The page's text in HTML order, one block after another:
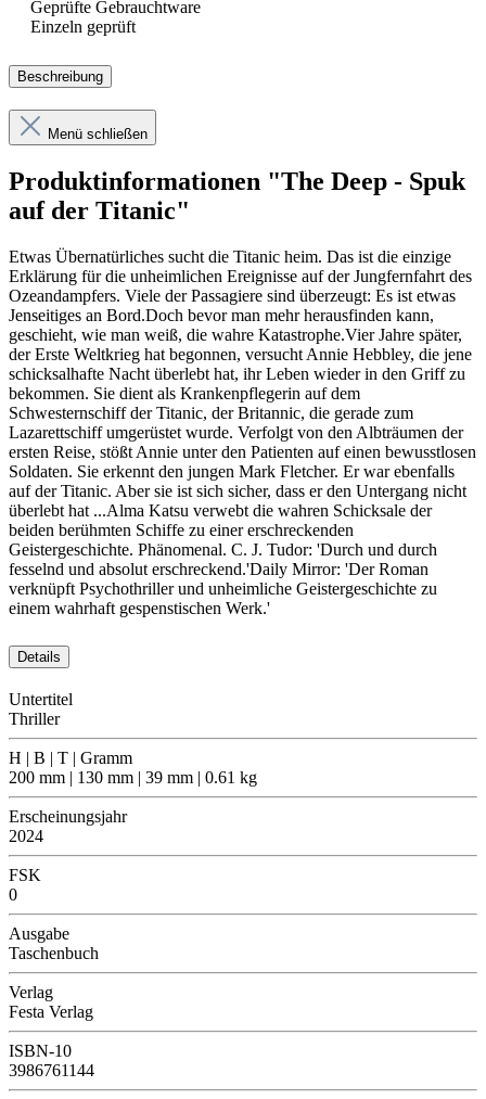
Geprüfte Gebrauchtware
Einzeln geprüft
Beschreibung
Menü schließen
Produktinformationen "The Deep - Spuk
auf der Titanic"
Etwas Übernatürliches sucht die Titanic heim. Das ist die einzige
Erklärung für die unheimlichen Ereignisse auf der Jungfernfahrt des
Ozeandampfers. Viele der Passagiere sind überzeugt: Es ist etwas
Jenseitiges an Bord.Doch bevor man mehr herausfinden kann,
geschieht, wie man weiß, die wahre Katastrophe.Vier Jahre später,
der Erste Weltkrieg hat begonnen, versucht Annie Hebbley, die jene
schicksalhafte Nacht überlebt hat, ihr Leben wieder in den Griff zu
bekommen. Sie dient als Krankenpflegerin auf dem
Schwesternschiff der Titanic, der Britannic, die gerade zum
Lazarettschiff umgerüstet wurde. Verfolgt von den Albträumen der
ersten Reise, stößt Annie unter den Patienten auf einen bewusstlosen
Soldaten. Sie erkennt den jungen Mark Fletcher. Er war ebenfalls
auf der Titanic. Aber sie ist sich sicher, dass er den Untergang nicht
überlebt hat ...Alma Katsu verwebt die wahren Schicksale der
beiden berühmten Schiffe zu einer erschreckenden
Geistergeschichte. Phänomenal. C. J. Tudor: 'Durch und durch
fesselnd und absolut erschreckend.'Daily Mirror: 'Der Roman
verknüpft Psychothriller und unheimliche Geistergeschichte zu
einem wahrhaft gespenstischen Werk.'
Details
Untertitel
Thriller
H | B | T | Gramm
200 mm | 130 mm | 39 mm | 0.61 kg
Erscheinungsjahr
2024
FSK
0
Ausgabe
Taschenbuch
Verlag
Festa Verlag
ISBN-10
3986761144